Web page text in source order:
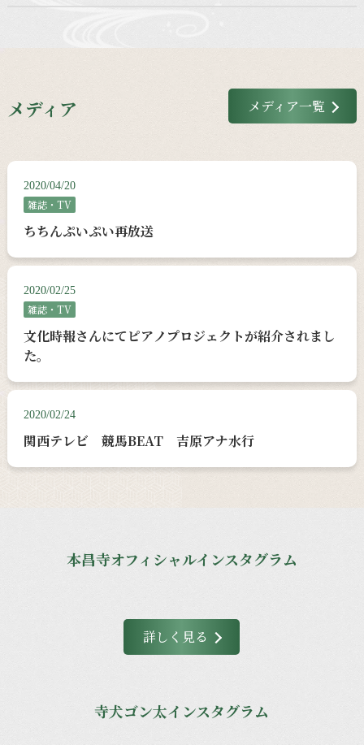
メディア メディア一覧
2020/04/20
雑誌・TV
ちちんぷいぷい再放送
2020/02/25
雑誌・TV
文化時報さんにてピアノプロジェクトが紹介されまし
た。
2020/02/24
関西テレビ 競馬BEAT 吉原アナ水行
本昌寺オフィシャルインスタグラム
詳しく見る
寺犬ゴン太インスタグラム